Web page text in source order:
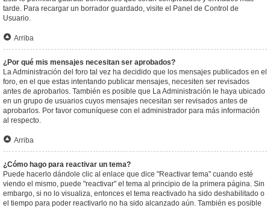
tarde. Para recargar un borrador guardado, visite el Panel de Control de
Usuario.
Arriba
¿Por qué mis mensajes necesitan ser aprobados?
La Administración del foro tal vez ha decidido que los mensajes publicados en el
foro, en el que estas intentando publicar mensajes, necesiten ser revisados
antes de aprobarlos. También es posible que La Administración le haya ubicado
en un grupo de usuarios cuyos mensajes necesitan ser revisados antes de
aprobarlos. Por favor comuníquese con el administrador para más información
al respecto.
Arriba
¿Cómo hago para reactivar un tema?
Puede hacerlo dándole clic al enlace que dice "Reactivar tema" cuando esté
viendo el mismo, puede "reactivar" el tema al principio de la primera página. Sin
embargo, si no lo visualiza, entonces el tema reactivado ha sido deshabilitado o
el tiempo para poder reactivarlo no ha sido alcanzado aún. También es posible